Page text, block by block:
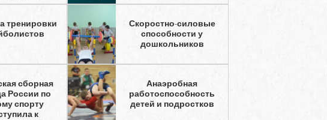
тренировки
Скоростно-силовые
способности у
дошкольников
сборная
России по
спорту
к
Анаэробная
работоспособность
детей и подростков